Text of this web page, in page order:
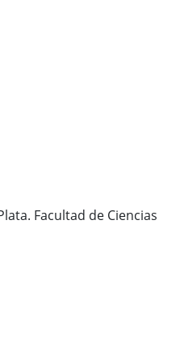
Facultad de Ciencias